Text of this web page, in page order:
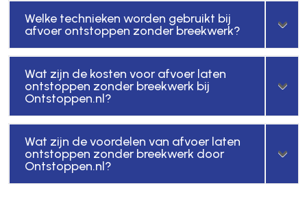
Welke technieken worden gebruikt bij
afvoer ontstoppen zonder breekwerk?
Wat zijn de kosten voor afvoer laten
ontstoppen zonder breekwerk bij
Ontstoppen.nl?
Wat zijn de voordelen van afvoer laten
ontstoppen zonder breekwerk door
Ontstoppen.nl?